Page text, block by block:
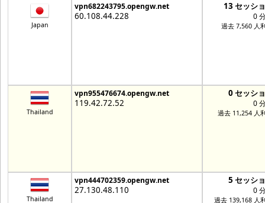
Japan
vpn682243795.opengw.net
60.108.44.228
13 セッシ
0
過去 7,560 人
Thailand
vpn955476674.opengw.net
119.42.72.52
0 セッシ
0
過去 11,254 人
Thailand
vpn444702359.opengw.net
27.130.48.110
5 セッシ
0
過去 139,168 人